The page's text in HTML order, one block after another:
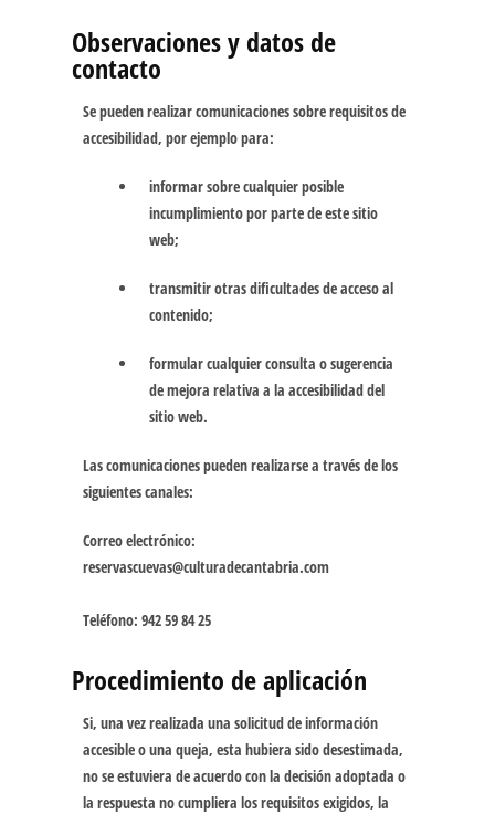
Observaciones y datos de
contacto
Se pueden realizar comunicaciones sobre requisitos de
accesibilidad, por ejemplo para:
informar sobre cualquier posible
incumplimiento por parte de este sitio
web;
transmitir otras dificultades de acceso al
contenido;
formular cualquier consulta o sugerencia
de mejora relativa a la accesibilidad del
sitio web.
Las comunicaciones pueden realizarse a través de los
siguientes canales:
Correo electrónico:
reservascuevas@culturadecantabria.com
Teléfono: 942 59 84 25
Procedimiento de aplicación
Si, una vez realizada una solicitud de información
accesible o una queja, esta hubiera sido desestimada,
no se estuviera de acuerdo con la decisión adoptada o
la respuesta no cumpliera los requisitos exigidos, la